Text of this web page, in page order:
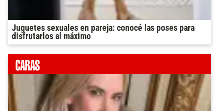
Juguetes sexuales en pareja: conocé las poses para
disfrutarlos al máximo